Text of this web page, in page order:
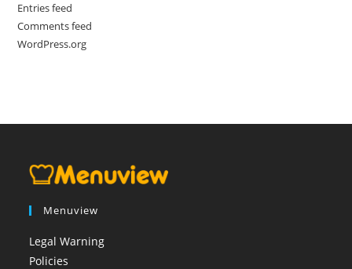
Entries feed
Comments feed
WordPress.org
Menuview
Legal Warning
Policies